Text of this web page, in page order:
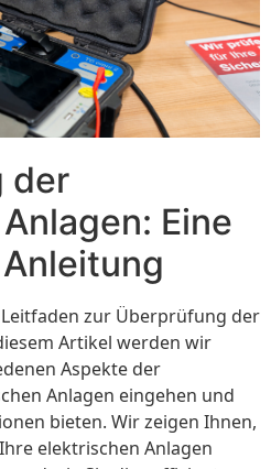
der
Eine
zur Überprüfung der
Artikel werden wir
Aspekte der
Anlagen eingehen und
bieten. Wir zeigen Ihnen,
elektrischen Anlagen